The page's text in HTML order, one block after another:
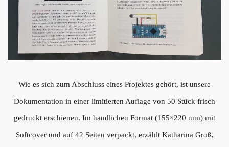
Wie es sich zum Abschluss eines Projektes gehört, ist unsere
Dokumentation in einer limitierten Auflage von 50 Stück frisch
gedruckt erschienen. Im handlichen Format (155×220 mm) mit
Softcover und auf 42 Seiten verpackt, erzählt Katharina Groß,